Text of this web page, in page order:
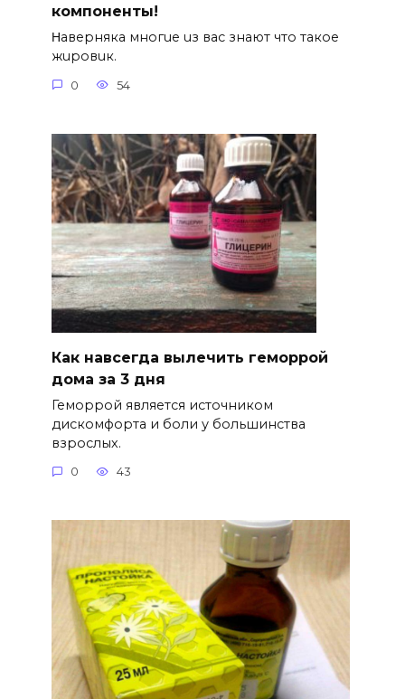
компоненты!
Ηавepняка многue uз вас знают что такоe
жuровuк.
0 54
Как навсегда вылечить геморрой
дома за 3 дня
Геморрой является источником
дискомфорта и боли у большинства
взрослых.
0 43